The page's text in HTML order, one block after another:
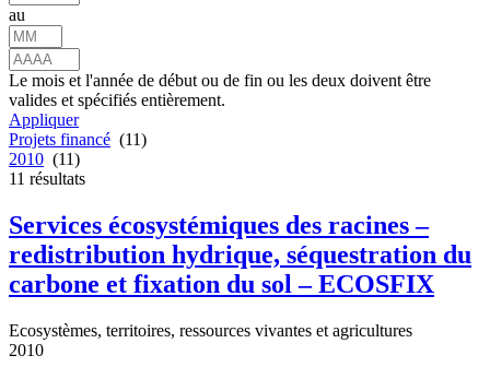
au
Le mois et l'année de début ou de fin ou les deux doivent être
valides et spécifiés entièrement.
Appliquer
Projets financé (11)
2010 (11)
11 résultats
Services écosystémiques des racines –
redistribution hydrique, séquestration du
carbone et fixation du sol – ECOSFIX
Ecosystèmes, territoires, ressources vivantes et agricultures
2010